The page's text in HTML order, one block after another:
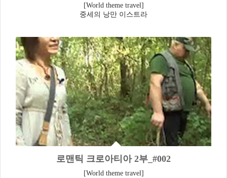
[World theme travel]
중세의 낭만 이스트라
로맨틱 크로아티아 2부_#002
[World theme travel]